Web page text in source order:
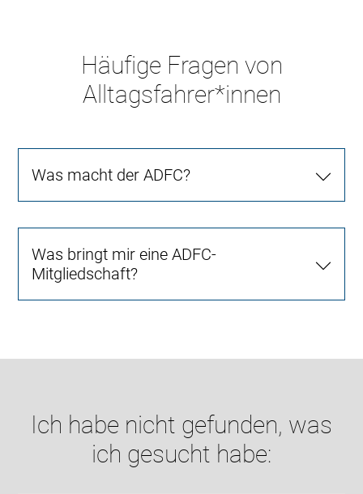
Häufige Fragen von
Alltagsfahrer*innen
Was macht der ADFC?
Was bringt mir eine ADFC-
Mitgliedschaft?
Ich habe nicht gefunden, was
ich gesucht habe: